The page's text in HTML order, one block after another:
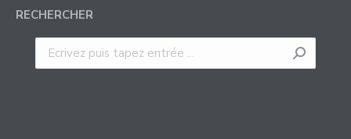
RECHERCHER
Recherche
: